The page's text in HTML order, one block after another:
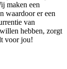
maken een
waardoor er een
van
hebben, zorgt
voor jou!